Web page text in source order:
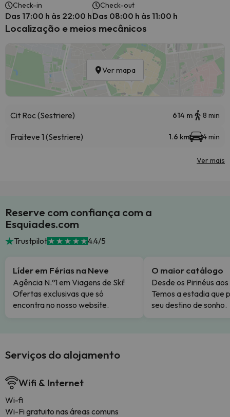
Check-in
Das 17:00 h às 22:00 h
Check-out
Das 08:00 h às 11:00 h
Localização e meios mecânicos
Ver mapa
Cit Roc (Sestriere) 614 m 8 min
Fraiteve 1 (Sestriere) 1.6 km 4 min
Ver mais
Reserve com confiança com a
Esquiades.com
Trustpilot 4.4/5
Líder em Férias na Neve
Agência N.º1 em Viagens de Ski!
Ofertas exclusivas que só
encontra no nosso website.
O maior catálogo
Desde os Pirinéus
Temos a estadia que
seu destino de sonho.
Serviços do alojamento
Wifi & Internet
Wi-fi
Wi-Fi gratuito nas áreas comuns